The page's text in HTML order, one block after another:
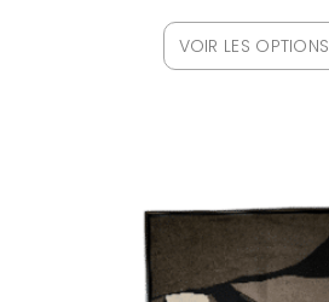
VOIR LES OPTIONS